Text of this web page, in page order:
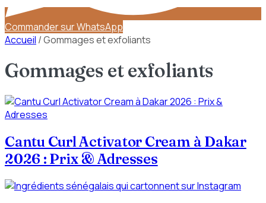
Commander sur WhatsApp
Accueil /Gommages et exfoliants
Gommages et exfoliants
Cantu Curl Activator Cream à Dakar
2026 : Prix & Adresses